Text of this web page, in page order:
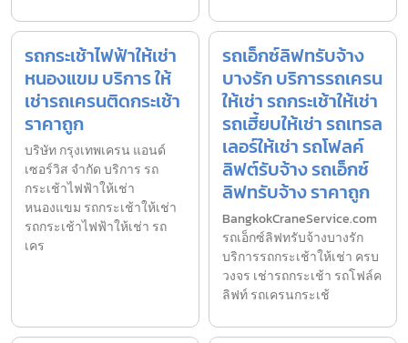
รถกระเช้าไฟฟ้าให้เช่า
หนองแขม บริการ ให้
เช่ารถเครนติดกระเช้า
ราคาถูก
บริษัท กรุงเทพเครน แอนด์
เซอร์วิส จำกัด บริการ รถ
กระเช้าไฟฟ้าให้เช่า
หนองแขม รถกระเช้าให้เช่า
รถกระเช้าไฟฟ้าให้เช่า รถ
เคร
รถเอ็กซ์ลิฟทรับจ้าง
บางรัก บริการรถเครน
ให้เช่า รถกระเช้าให้เช่า
รถเฮี้ยบให้เช่า รถเทรล
เลอร์ให้เช่า รถโฟลค์
ลิฟต์รับจ้าง รถเอ็กซ์
ลิฟทรับจ้าง ราคาถูก
BangkokCraneService.com
รถเอ็กซ์ลิฟทรับจ้างบางรัก
บริการรถกระเช้าให้เช่า ครบ
วงจร เช่ารถกระเช้า รถโฟล์ค
ลิฟท์ รถเครนกระเช้